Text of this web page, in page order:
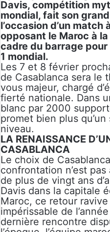
Davis, compétition
mondial, fait son
l’occasion d’un
opposant le Maroc à
cadre du barrage pour
1 mondial.
Les 7 et 8 février
de Casablanca sera le
vous majeur, chargé
fierté nationale. Dans
blanc par 2000
promet bien plus
niveau.
LA RENAISSANCE
CASABLANCA
Le choix de
confrontation n’est
de plus de vingt ans
Davis dans la capitale
Maroc, ce retour
impérissable de
dernière rencontre